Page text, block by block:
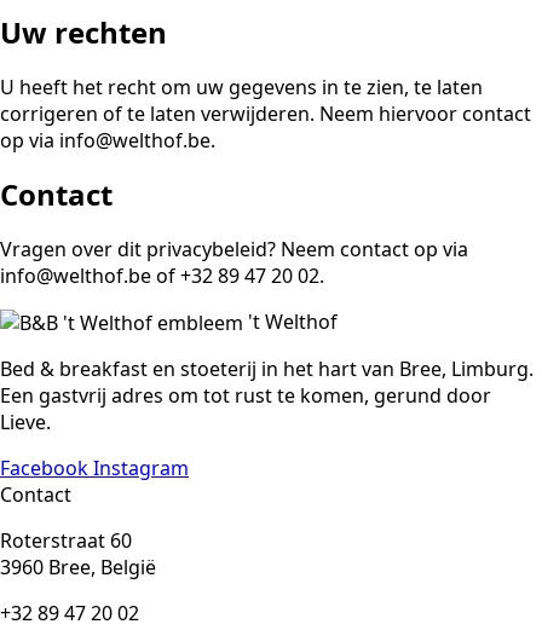
Uw rechten
U heeft het recht om uw gegevens in te zien, te laten
corrigeren of te laten verwijderen. Neem hiervoor contact
op via info@welthof.be.
Contact
Vragen over dit privacybeleid? Neem contact op via
info@welthof.be of +32 89 47 20 02.
't Welthof
Bed & breakfast en stoeterij in het hart van Bree, Limburg.
Een gastvrij adres om tot rust te komen, gerund door
Lieve.
FacebookInstagram
Contact
Roterstraat 60
3960 Bree, België
+32 89 47 20 02